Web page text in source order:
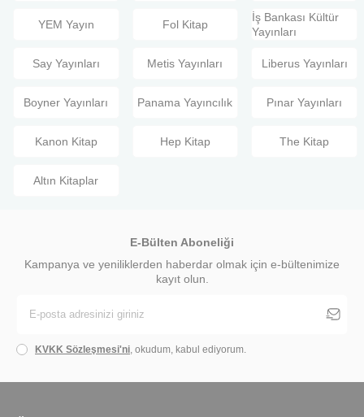
YEM Yayın Fol Kitap
İş Bankası Kültür
Yayınları
Say Yayınları Metis Yayınları Liberus Yayınları
Boyner Yayınları Panama Yayıncılık Pınar Yayınları
Kanon Kitap Hep Kitap The Kitap
Altın Kitaplar
E-Bülten Aboneliği
Kampanya ve yeniliklerden haberdar olmak için e-bültenimize
kayıt olun.
KVKK Sözleşmesi'ni , okudum, kabul ediyorum.